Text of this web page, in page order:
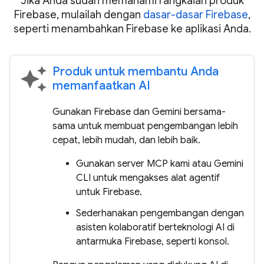
Firebase, mulailah dengan dasar-dasar Firebase,
seperti menambahkan Firebase ke aplikasi Anda.
auto_awesome Produk untuk membantu Anda
memanfaatkan AI
Gunakan Firebase dan Gemini bersama-
sama untuk membuat pengembangan lebih
cepat, lebih mudah, dan lebih baik.
Gunakan server MCP kami atau Gemini
CLI untuk mengakses alat agentif
untuk Firebase.
Sederhanakan pengembangan dengan
asisten kolaboratif berteknologi AI di
antarmuka Firebase, seperti konsol.